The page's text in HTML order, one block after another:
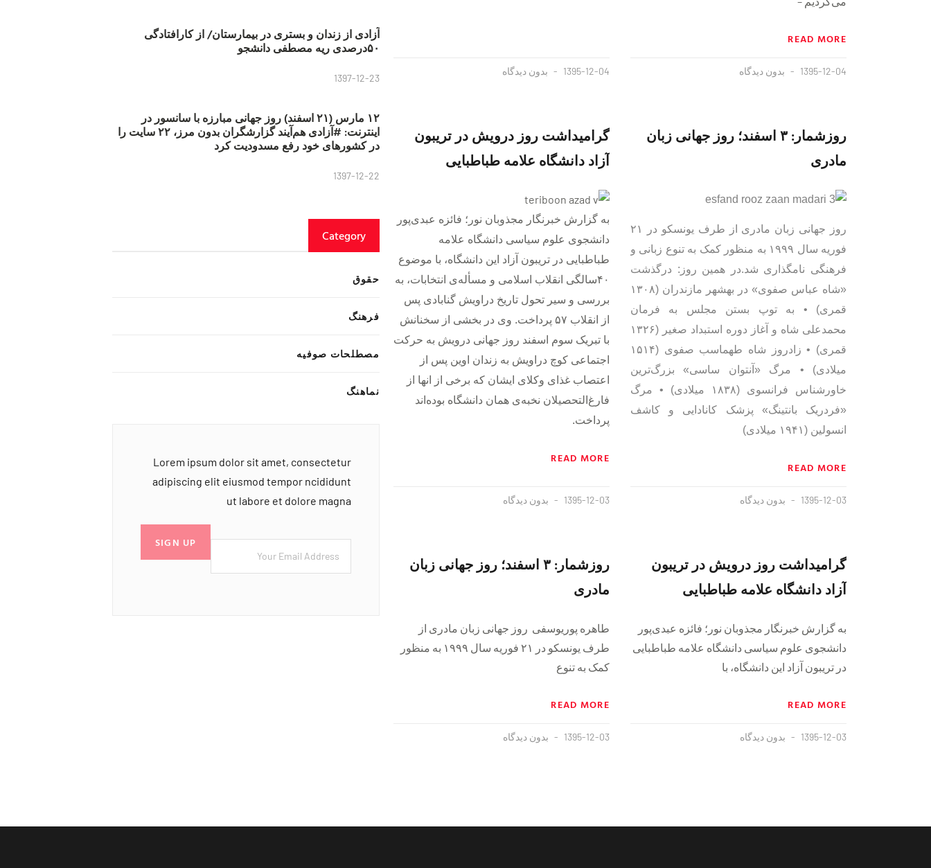
READ MORE
1395-12-04 بدون دیدگاه 1395-12-04 بدون دیدگاه
روزشمار: ۳ اسفند؛ روز جهانی زبان
مادری
روز جهانی زبان مادری از طرف یونسکو در ۲۱
فوریه سال ۱۹۹۹ به منظور کمک به تنوع زبانی و
فرهنگی نامگذاری شد.در همین روز: درگذشت
«شاه عباس صفوی» در بهشهر مازندران (۱۳۰۸
قمری) • به توپ بستن مجلس به فرمان
محمدعلی شاه و آغاز دوره استبداد صغير (۱۳۲۶
قمری) • زادروز شاه طهماسب صفوی (۱۵۱۴
میلادی) • مرگ «آنتوان ساسی» بزرگ‌‏ترين
خاورشناس فرانسوی (۱۸۳۸ میلادی) • مرگ
«فردریک بانتينگ» پزشک كانادایی و كاشف
انسولين (۱۹۴۱ میلادی)
READ MORE
1395-12-03 بدون دیدگاه
گرامیداشت روز درویش در تریبون
آزاد دانشگاه علامه طباطبایی
به گزارش خبرنگار مجذوبان نور؛ فائزه عبدی‌پور
دانشجوی علوم سیاسی دانشگاه علامه
طباطبایی در تریبون آزاد این دانشگاه، با موضوع
۴۰سالگی انقلاب اسلامی و مسأله‌ی انتخابات، به
بررسی و سیر تحول تاریخ دراویش گنابادی پس
از انقلاب ۵۷ پرداخت. وی در بخشی از سخنانش
با تبریک سوم اسفند روز جهانی درویش به حرکت
اجتماعی کوچ دراویش به زندان اوین پس از
اعتصاب غذای وکلای ایشان که برخی از انها از
فارغ‌التحصیلان نخبه‌ی همان دانشگاه بوده‌اند
پرداخت.
READ MORE
1395-12-03 بدون دیدگاه
گرامیداشت روز درویش در تریبون
آزاد دانشگاه علامه طباطبایی
به گزارش خبرنگار مجذوبان نور؛ فائزه عبدی‌پور
دانشجوی علوم سیاسی دانشگاه علامه طباطبایی
در تریبون آزاد این دانشگاه، با
READ MORE
1395-12-03 بدون دیدگاه
روزشمار: ۳ اسفند؛ روز جهانی زبان
مادری
طاهره پوریوسفی روز جهانی زبان مادری از
طرف یونسکو در ۲۱ فوریه سال ۱۹۹۹ به منظور
کمک به تنوع
READ MORE
1395-12-03 بدون دیدگاه
آزادی از زندان و بستری در بیمارستان/ از کارافتادگی
۵۰درصدی ریه مصطفی دانشجو
1397-12-23
۱۲ مارس (۲۱ اسفند) روز جهانی مبارزه با سانسور در
اینترنت: #آزادی هم‌آیند گزارشگران‌ بدون مرز، ۲۲ سایت را
در کشورهای خود رفع مسدودیت کرد
1397-12-22
Category
حقوق
فرهنگ
مصطلحات صوفیه
نماهنگ
Lorem ipsum dolor sit amet, consectetur
adipiscing elit eiusmod tempor ncididunt
ut labore et dolore magna
SIGN UP